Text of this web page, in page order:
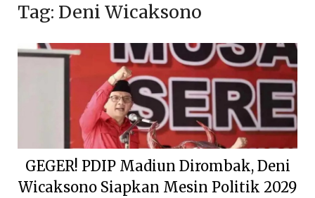
Tag: Deni Wicaksono
GEGER! PDIP Madiun Dirombak, Deni
Wicaksono Siapkan Mesin Politik 2029